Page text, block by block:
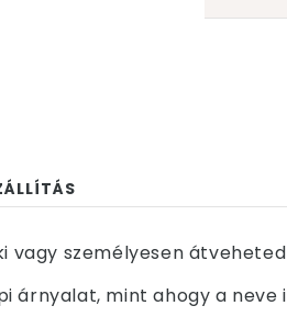
vagy személyesen
árnyalat, mint ahogy a